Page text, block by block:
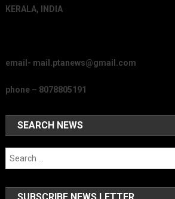
KERALA, INDIA
email- mail.ptanews@gmail.com
phone – 8078805191
SEARCH NEWS